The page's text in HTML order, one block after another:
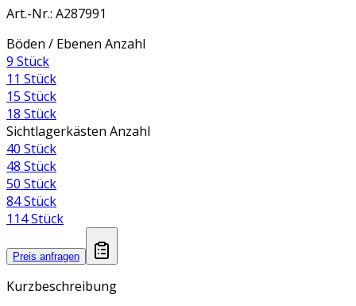
Art.-Nr.: A287991
Böden / Ebenen Anzahl
9 Stück
11 Stück
15 Stück
18 Stück
Sichtlagerkästen Anzahl
40 Stück
48 Stück
50 Stück
84 Stück
114 Stück
Preis anfragen
Kurzbeschreibung